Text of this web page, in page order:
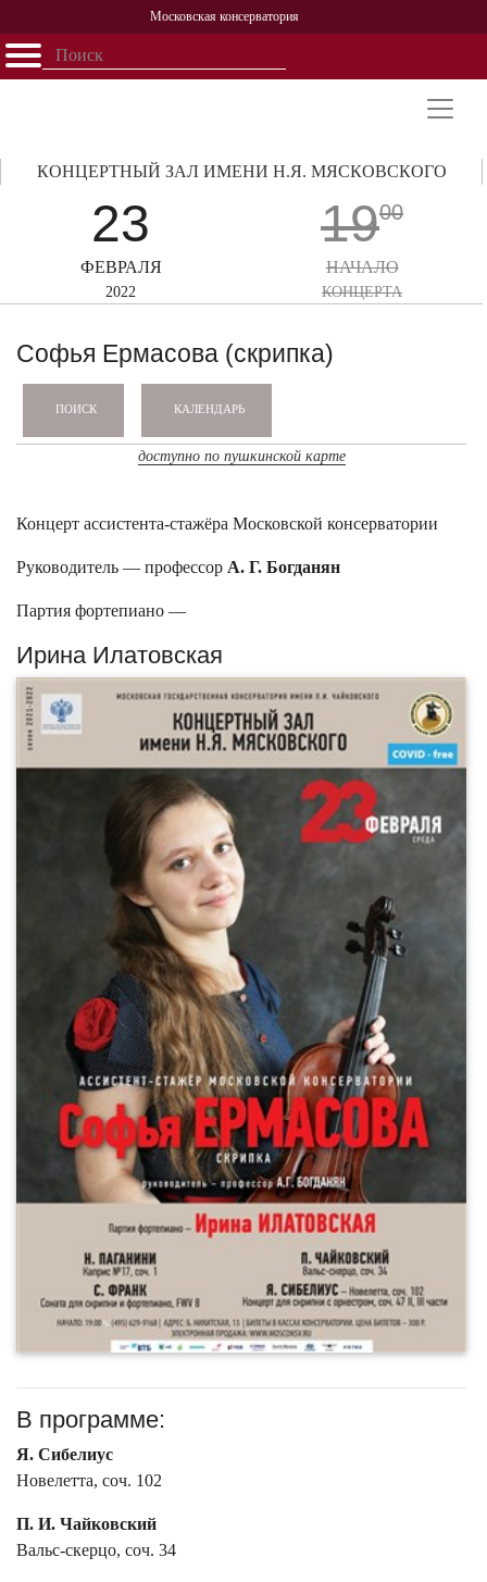
Московская консерватория
Открыть - закрыть
Персоналии
История
23
ФЕВРАЛЯ
2022
КОНЦЕРТНЫЙ ЗАЛ ИМЕНИ Н.Я. МЯСКОВСКОГО
1900
НАЧАЛО
КОНЦЕРТА
Софья Ермасова (скрипка)
ПОИСК КАЛЕНДАРЬ
доступно по пушкинской карте
Концерт ассистента-стажёра Московской консерватории
Руководитель — профессор А. Г. Богданян
Партия фортепиано —
Ирина Илатовская
В программе:
Я. Сибелиус
Новелетта, соч. 102
П. И. Чайковский
Вальс-скерцо, соч. 34